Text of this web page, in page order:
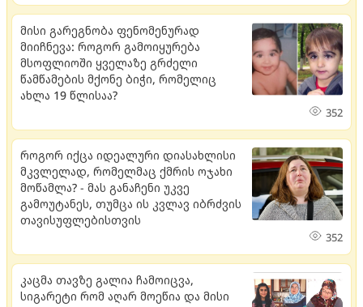
მისი გარეგნობა ფენომენურად
მიიჩნევა: როგორ გამოიყურება
მსოფლიოში ყველაზე გრძელი
წამწამების მქონე ბიჭი, რომელიც
ახლა 19 წლისაა?
352
როგორ იქცა იდეალური დიასახლისი
მკვლელად, რომელმაც ქმრის ოჯახი
მოწამლა? - მას განაჩენი უკვე
გამოუტანეს, თუმცა ის კვლავ იბრძვის
თავისუფლებისთვის
352
კაცმა თავზე გალია ჩამოიცვა,
სიგარეტი რომ აღარ მოეწია და მისი